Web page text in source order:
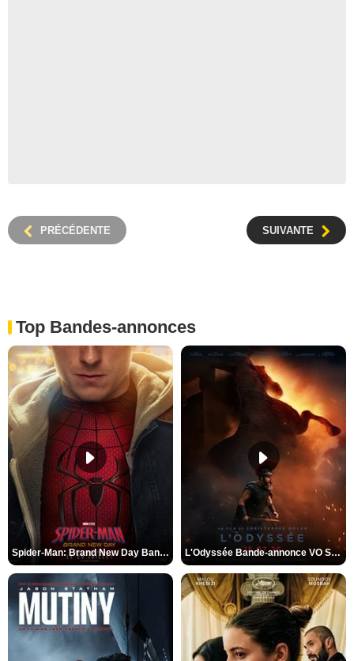
PRÉCÉDENTE SUIVANTE
Top Bandes-annonces
Spider-Man: Brand New Day Bande-annonce VO STFR L'Odyssée Bande-annonce VO STFR